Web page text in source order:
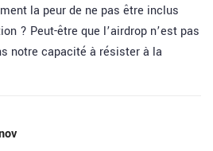
la peur de ne pas être inclus
? Peut-être que l’airdrop n’est pas
notre capacité à résister à la